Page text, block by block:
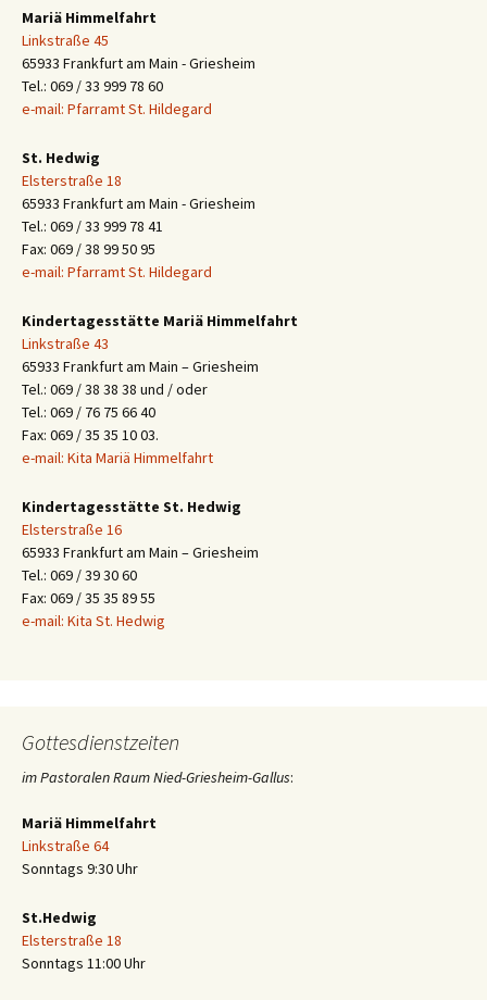
Mariä Himmelfahrt
Linkstraße 45
65933 Frankfurt am Main - Griesheim
Tel.: 069 / 33 999 78 60
e-mail: Pfarramt St. Hildegard
St. Hedwig
Elsterstraße 18
65933 Frankfurt am Main - Griesheim
Tel.: 069 / 33 999 78 41
Fax: 069 / 38 99 50 95
e-mail: Pfarramt St. Hildegard
Kindertagesstätte Mariä Himmelfahrt
Linkstraße 43
65933 Frankfurt am Main – Griesheim
Tel.: 069 / 38 38 38 und / oder
Tel.: 069 / 76 75 66 40
Fax: 069 / 35 35 10 03.
e-mail: Kita Mariä Himmelfahrt
Kindertagesstätte St. Hedwig
Elsterstraße 16
65933 Frankfurt am Main – Griesheim
Tel.: 069 / 39 30 60
Fax: 069 / 35 35 89 55
e-mail: Kita St. Hedwig
Gottesdienstzeiten
im Pastoralen Raum Nied-Griesheim-Gallus:
Mariä Himmelfahrt
Linkstraße 64
Sonntags 9:30 Uhr
St.Hedwig
Elsterstraße 18
Sonntags 11:00 Uhr